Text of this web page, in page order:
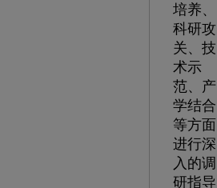
培养、
科研攻
关、技
术示
范、产
学结合
等方面
进行深
入的调
研指导